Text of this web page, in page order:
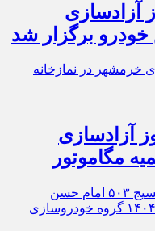
آزادسازی
برگزار شد
آزادسازی
مگاموتور